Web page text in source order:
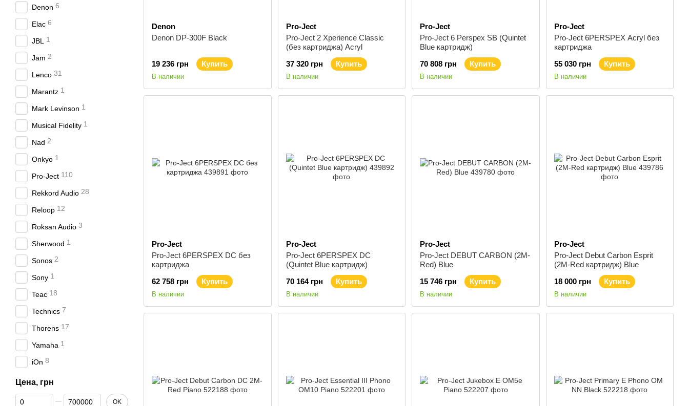
Denon
Denon DP-300F Black
19 236 грн Купить
В наличии
Pro-Ject
Pro-Ject 2 Xperience Classic
(без картриджа) Acryl
37 320 грн
Купить
В наличии
Pro-Ject
Pro-Ject 6 Perspex SB (Quintet
Blue картридж)
70 808 грн
Купить
В наличии
Pro-Ject
Pro-Ject 6PERSPEX Acryl без
картриджа
55 030 грн
Купить
В наличии
Pro-Ject
Pro-Ject 6PERSPEX DC без
картриджа
62 758 грн
Купить
В наличии
Pro-Ject
Pro-Ject 6PERSPEX DC
(Quintet Blue картридж)
70 164 грн
Купить
В наличии
Pro-Ject
Pro-Ject DEBUT CARBON (2M-
Red) Blue
15 746 грн
Купить
В наличии
Pro-Ject
Pro-Ject Debut Carbon Esprit
(2M-Red картридж) Blue
18 000 грн
Купить
В наличии
Denon 6
Elac 6
JBL 1
Jam 2
Lenco 31
Marantz 1
Mark Levinson 1
Musical Fidelity 1
Nad 2
Onkyo 1
Pro-Ject 110
Rekkord Audio 28
Reloop 12
Roksan Audio 3
Sherwood 1
Sonos 2
Sony 1
Teac 18
Technics 7
Thorens 17
Yamaha 1
iOn 8
Цена, грн
От Цена, грн
До Цена, грн OK